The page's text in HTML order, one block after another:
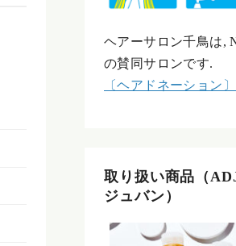
ヘアーサロン千鳥は,
の賛同サロンです.
〔ヘアドネーション〕
取り扱い商品（
ジュバン）